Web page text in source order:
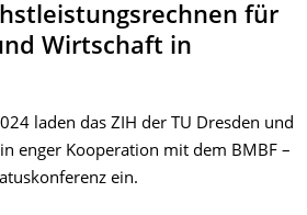
für
Wirtschaft in
laden das ZIH der TU Dresden und
enger Kooperation mit dem BMBF –
ein.